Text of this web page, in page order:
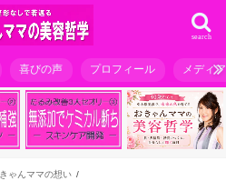
search
喜びの声 プロフィール メディ
ゃんママの想い